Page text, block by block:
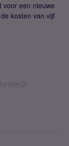
voor een nieuwe
kosten van vijf